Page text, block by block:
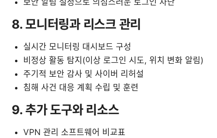
보안 알림 설정으로 의심스러운 로그인 차단
8. 모니터링과 리스크 관리
실시간 모니터링 대시보드 구성
비정상 활동 탐지(이상 로그인 시도, 위치 변화 알림)
주기적 보안 감사 및 사이버 리허설
침해 사건 대응 계획 수립 및 훈련
9. 추가 도구와 리소스
VPN 관리 소프트웨어 비교표